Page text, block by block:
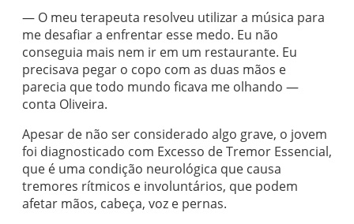
— O meu terapeuta resolveu utilizar a música para
me desafiar a enfrentar esse medo. Eu não
conseguia mais nem ir em um restaurante. Eu
precisava pegar o copo com as duas mãos e
parecia que todo mundo ficava me olhando —
conta Oliveira.
Apesar de não ser considerado algo grave, o jovem
foi diagnosticado com Excesso de Tremor Essencial,
que é uma condição neurológica que causa
tremores rítmicos e involuntários, que podem
afetar mãos, cabeça, voz e pernas.